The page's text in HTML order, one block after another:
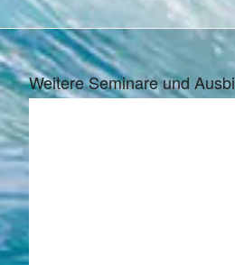
Weitere Seminare und